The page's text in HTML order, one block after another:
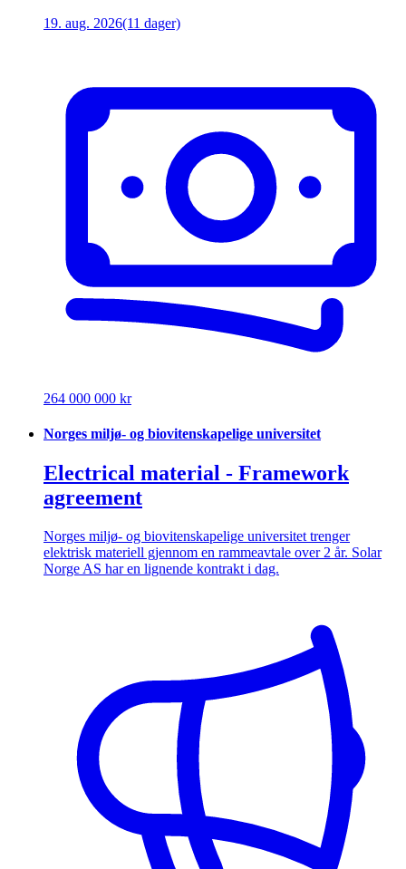
19. aug. 2026(11 dager)
264 000 000 kr
Norges miljø- og biovitenskapelige universitet
Electrical material - Framework
agreement
Norges miljø- og biovitenskapelige universitet trenger
elektrisk materiell gjennom en rammeavtale over 2 år. Solar
Norge AS har en lignende kontrakt i dag.